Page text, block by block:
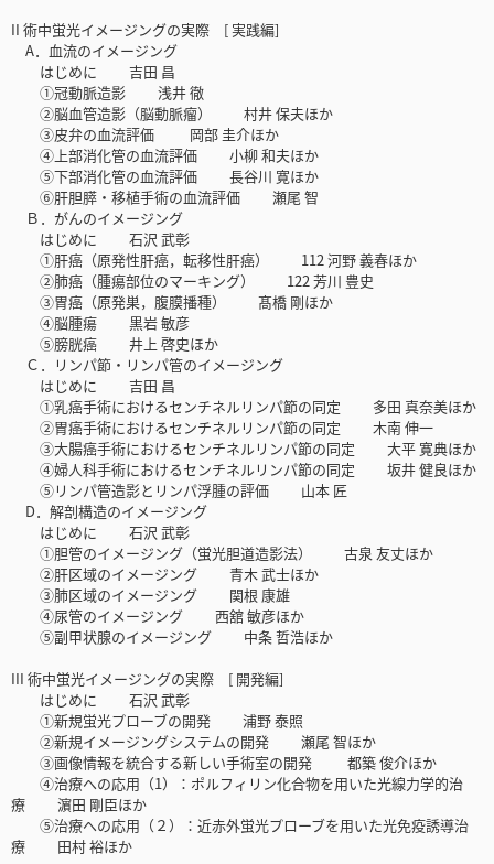
II 術中蛍光イメージングの実際 [ 実践編]
A．血流のイメージング
はじめに 吉田 昌
①冠動脈造影 浅井 徹
②脳血管造影（脳動脈瘤） 村井 保夫ほか
③皮弁の血流評価 岡部 圭介ほか
④上部消化管の血流評価 小柳 和夫ほか
⑤下部消化管の血流評価 長谷川 寛ほか
⑥肝胆膵・移植手術の血流評価 瀬尾 智
Ｂ．がんのイメージング
はじめに 石沢 武彰
①肝癌（原発性肝癌，転移性肝癌） 112 河野 義春ほか
②肺癌（腫瘍部位のマーキング） 122 芳川 豊史
③胃癌（原発巣，腹膜播種） 髙橋 剛ほか
④脳腫瘍 黒岩 敏彦
⑤膀胱癌 井上 啓史ほか
Ｃ．リンパ節・リンパ管のイメージング
はじめに 吉田 昌
①乳癌手術におけるセンチネルリンパ節の同定 多田 真奈美ほか
②胃癌手術におけるセンチネルリンパ節の同定 木南 伸一
③大腸癌手術におけるセンチネルリンパ節の同定 大平 寛典ほか
④婦人科手術におけるセンチネルリンパ節の同定 坂井 健良ほか
⑤リンパ管造影とリンパ浮腫の評価 山本 匠
D．解剖構造のイメージング
はじめに 石沢 武彰
①胆管のイメージング（蛍光胆道造影法） 古泉 友丈ほか
②肝区域のイメージング 青木 武士ほか
③肺区域のイメージング 関根 康雄
④尿管のイメージング 西舘 敏彦ほか
⑤副甲状腺のイメージング 中条 哲浩ほか
III 術中蛍光イメージングの実際 [ 開発編]
はじめに 石沢 武彰
①新規蛍光プローブの開発 浦野 泰照
②新規イメージングシステムの開発 瀬尾 智ほか
③画像情報を統合する新しい手術室の開発 都築 俊介ほか
④治療への応用（1）：ポルフィリン化合物を用いた光線力学的治
療 濵田 剛臣ほか
⑤治療への応用（２）：近赤外蛍光プローブを用いた光免疫誘導治
療 田村 裕ほか